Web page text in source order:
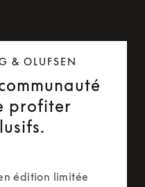
& OLUFSEN
profiter
édition limitée